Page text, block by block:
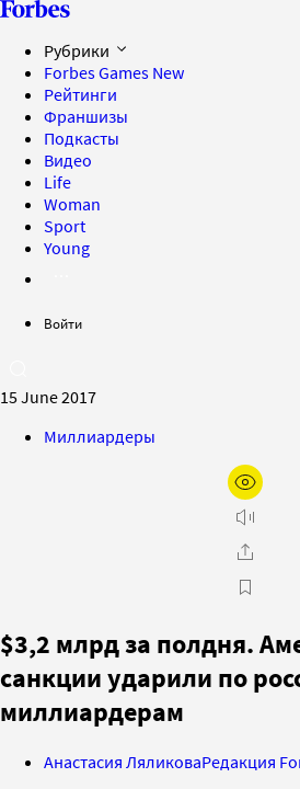
Рубрики
Forbes Games New
Рейтинги
Франшизы
Подкасты
Видео
Life
Woman
Sport
Young
Войти
15 June 2017
Миллиардеры
$3,2 млрд за полдня.
санкции ударили по
миллиардерам
Анастасия ЛяликоваРедакция